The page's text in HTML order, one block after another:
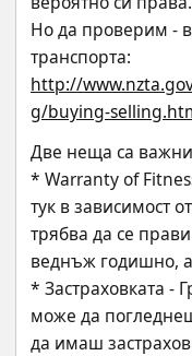
Но да проверим -
транспорта:
http://
g/buying-
Две неща са важни
* Warranty of
тук в зависимост
трябва да се
веднъж годишно,
* Застраховката -
може да
да имаш